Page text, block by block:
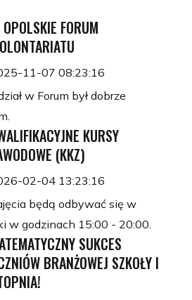
FORUM
11-07 08:23:16
w Forum był dobrze
KURSY
(KKZ)
02-04 13:23:16
będą odbywać się w
w godzinach 15:00 - 20:00.
SUKCES
BRANŻOWEJ SZKOŁY I